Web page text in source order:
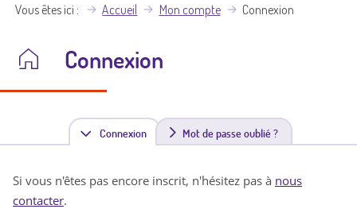
Vous êtes ici Accueil Mon compte Connexion
Connexion
Connexion(
n
Mot de passe oublié ?
Si vous n'êtes pas encore inscrit, n'hésitez pas à nous
contacter.